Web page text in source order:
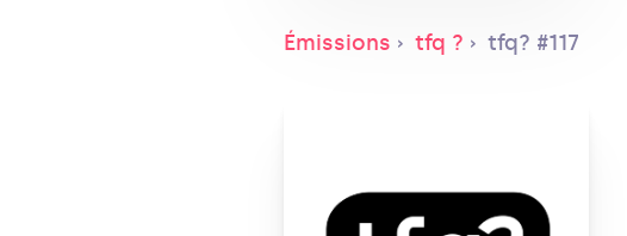
Émissions tfq ? tfq? #117